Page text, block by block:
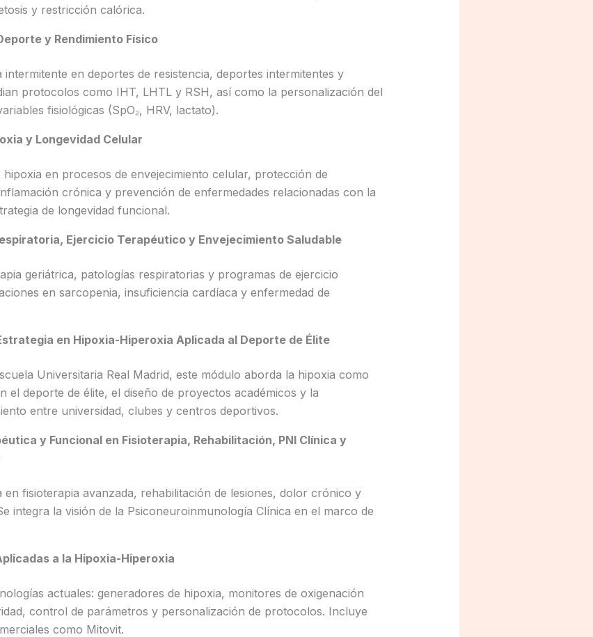
y restricción calórica.
y Rendimiento Físico
intermitente en deportes de resistencia, deportes intermitentes y
protocolos como IHT, LHTL y RSH, así como la personalización del
fisiológicas (SpO₂, HRV, lactato).
y Longevidad Celular
en procesos de envejecimiento celular, protección de
crónica y prevención de enfermedades relacionadas con la
de longevidad funcional.
Ejercicio Terapéutico y Envejecimiento Saludable
geriátrica, patologías respiratorias y programas de ejercicio
en sarcopenia, insuficiencia cardíaca y enfermedad de
en Hipoxia-Hiperoxia Aplicada al Deporte de Élite
Universitaria Real Madrid, este módulo aborda la hipoxia como
el deporte de élite, el diseño de proyectos académicos y la
entre universidad, clubes y centros deportivos.
y Funcional en Fisioterapia, Rehabilitación, PNI Clínica y
en fisioterapia avanzada, rehabilitación de lesiones, dolor crónico y
integra la visión de la Psiconeuroinmunología Clínica en el marco de
a la Hipoxia-Hiperoxia
actuales: generadores de hipoxia, monitores de oxigenación
control de parámetros y personalización de protocolos. Incluye
como Mitovit.